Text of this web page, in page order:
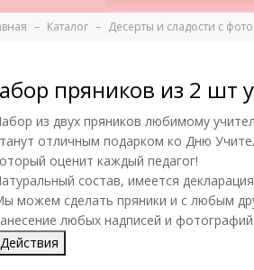
Каталог Десерты и сладости с фото
пряников из 2 шт
из двух пряников любимому
отличным подарком ко Дню
оценит каждый педагог!
состав, имеется декларация
можем сделать пряники и с любым
любых надписей и фотографий.
Действия